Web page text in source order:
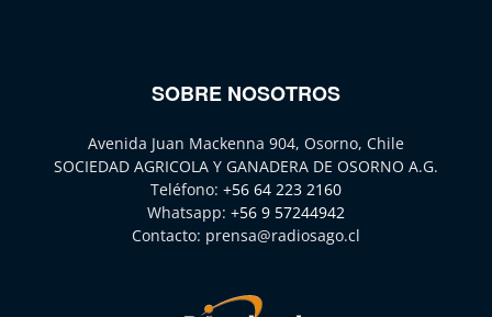
SOBRE NOSOTROS
Avenida Juan Mackenna 904, Osorno, Chile
SOCIEDAD AGRICOLA Y GANADERA DE OSORNO A.G.
Teléfono: +56 64 223 2160
Whatsapp: +56 9 57244942
Contacto: prensa@radiosago.cl